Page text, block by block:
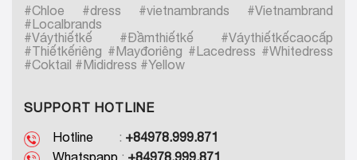
#Chloe #dress #vietnambrands #Vietnambrand
#Localbrands
#Váythiếtkế #Đầmthiếtkế #Váythiếtkếcaocấp
#Thiếtkếriêng #Mayđoriêng #Lacedress #Whitedress
#Coktail #Mididress #Yellow
SUPPORT HOTLINE
Hotline : +84978.999.871
Whatspapp : +84978.999.871